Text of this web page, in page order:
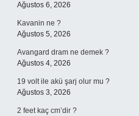
Ağustos 6, 2026
Kavanin ne ?
Ağustos 5, 2026
Avangard dram ne demek ?
Ağustos 4, 2026
19 volt ile akü şarj olur mu ?
Ağustos 3, 2026
2 feet kaç cm’dir ?